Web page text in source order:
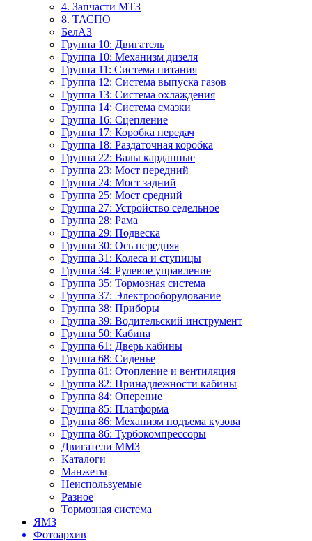
4. Запчасти МТЗ
8. ТАСПО
БелАЗ
Группа 10: Двигатель
Группа 10: Механизм дизеля
Группа 11: Система питания
Группа 12: Система выпуска газов
Группа 13: Система охлаждения
Группа 14: Система смазки
Группа 16: Сцепление
Группа 17: Коробка передач
Группа 18: Раздаточная коробка
Группа 22: Валы карданные
Группа 23: Мост передний
Группа 24: Мост задний
Группа 25: Мост средний
Группа 27: Устройство седельное
Группа 28: Рама
Группа 29: Подвеска
Группа 30: Ось передняя
Группа 31: Колеса и ступицы
Группа 34: Рулевое управление
Группа 35: Тормозная система
Группа 37: Электрооборудование
Группа 38: Приборы
Группа 39: Водительский инструмент
Группа 50: Кабина
Группа 61: Дверь кабины
Группа 68: Сиденье
Группа 81: Отопление и вентиляция
Группа 82: Принадлежности кабины
Группа 84: Оперение
Группа 85: Платформа
Группа 86: Механизм подъема кузова
Группа 86: Турбокомпрессоры
Двигатели ММЗ
Каталоги
Манжеты
Неиспользуемые
Разное
Тормозная система
ЯМЗ
Фотоархив